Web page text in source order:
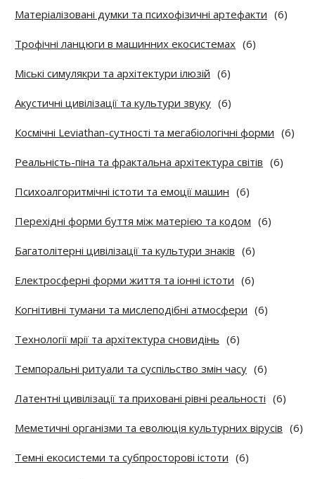
Матеріалізовані думки та психофізичні артефакти (6)
Трофічні ланцюги в машинних екосистемах (6)
Міські симулякри та архітектури ілюзій (6)
Акустичні цивілізації та культури звуку (6)
Космічні Leviathan-сутності та мегабіологічні форми (6)
Реальність-піна та фрактальна архітектура світів (6)
Психоалгоритмічні істоти та емоції машин (6)
Перехідні форми буття між матерією та кодом (6)
Багатолітерні цивілізації та культури знаків (6)
Електросферні форми життя та іонні істоти (6)
Когнітивні тумани та мислеподібні атмосфери (6)
Технології мрії та архітектура сновидінь (6)
Темпоральні ритуали та суспільство змін часу (6)
Латентні цивілізації та приховані рівні реальності (6)
Меметичні організми та еволюція культурних вірусів (6)
Темні екосистеми та субпросторові істоти (6)